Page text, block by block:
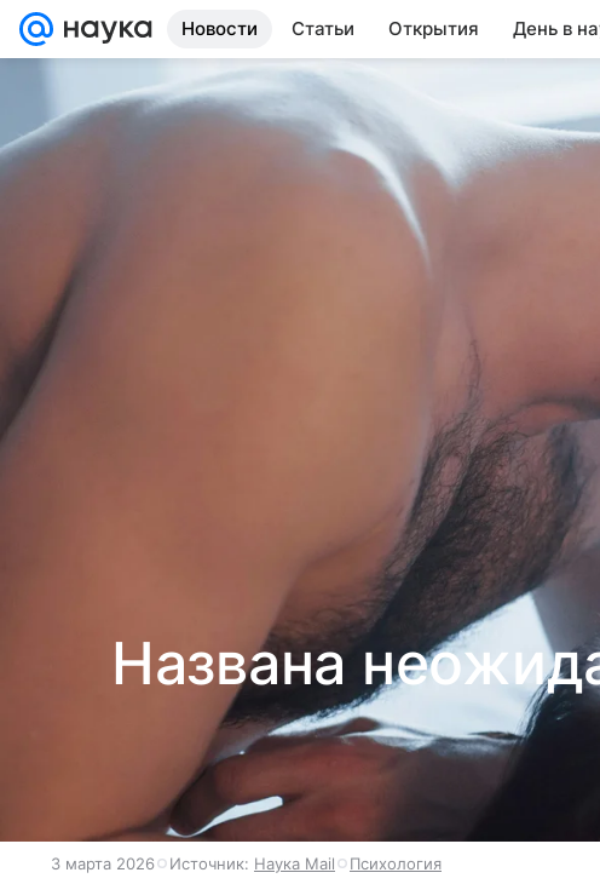
Новости Статьи Открытия День в
Названа
3 марта 2026 Источник: Наука Mail Психология